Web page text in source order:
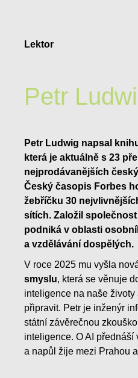
Lektor
Petr
Petr Ludwig napsal
která je aktuálně s 23
nejprodávanějších
Český časopis Forbes
žebříčku 30
sítích. Založil společnost
podniká v oblasti
a vzdělávání dospělých.
V roce 2025 mu vyšla
smyslu, která se věnuje
inteligence na naše životy
připravit. Petr je inženýr
státní závěrečnou
inteligence. O AI přednáší
a napůl žije mezi Prahou